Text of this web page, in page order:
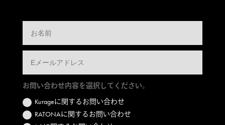
お問い合わせ内容を選択してください。
Kurageに関するお問い合わせ
RATONAに関するお問い合わせ